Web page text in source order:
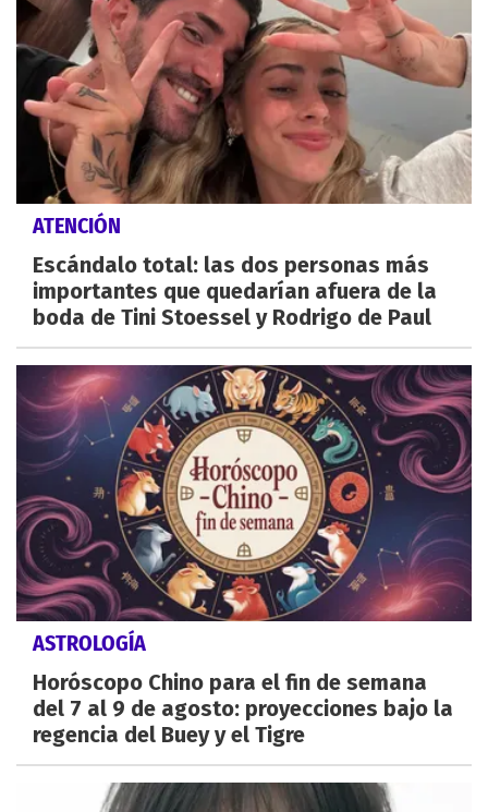
ATENCIÓN
Escándalo total: las dos personas más
importantes que quedarían afuera de la
boda de Tini Stoessel y Rodrigo de Paul
ASTROLOGÍA
Horóscopo Chino para el fin de semana
del 7 al 9 de agosto: proyecciones bajo la
regencia del Buey y el Tigre